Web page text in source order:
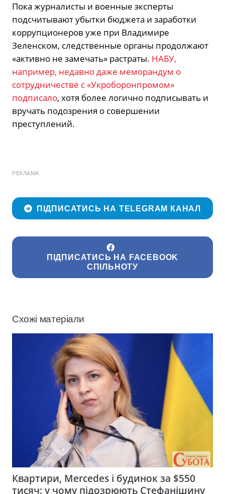
Пока журналисты и военные эксперты
подсчитывают убытки бюджета и заработки
коррупционеров уже при Владимире
Зеленском, следственные органы продолжают
«активно не замечать» растраты. НАБУ,
например, недавно даже меморандум о
сотрудничестве с «Укроборонпромом»
подписало, хотя более логично подписывать и
вручать подозрения о совершении
преступлений.
РЕКЛАМА
ПІДПИСАТИСЬ НА TELEGRAM КАНАЛ
ПІДПИСАТИСЬ НА FACEBOOK
СПІЛЬНОТУ
Схожі матеріали
Квартири, Mercedes і будинок за $550
тисяч: у чому підозрюють Стефанішину